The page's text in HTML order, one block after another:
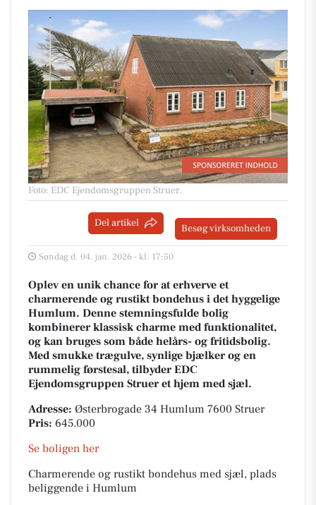
Foto: EDC Ejen­doms­grup­pen Struer.
Del artikel Besøg virksomheden
Søndag d. 04. jan. 2026 - kl. 17:50
Oplev en unik chance for at erhverve et
charmerende og rustikt bondehus i det hyggelige
Humlum. Denne stemningsfulde bolig
kombinerer klassisk charme med funktionalitet,
og kan bruges som både helårs- og fritidsbolig.
Med smukke trægulve, synlige bjælker og en
rummelig førstesal, tilbyder EDC
Ejendomsgruppen Struer et hjem med sjæl.
Adresse: Østerbrogade 34 Humlum 7600 Struer
Pris: 645.000
Se boligen her
Charmerende og rustikt bondehus med sjæl, plads
beliggende i Humlum